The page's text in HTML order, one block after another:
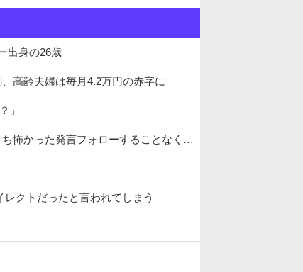
出身の26歳
高齢夫婦は毎月4.2万円の赤字に
」
き流す「水宮枢」ぺこーらについては親しみ込めて語る
クトだったと言われてしまう